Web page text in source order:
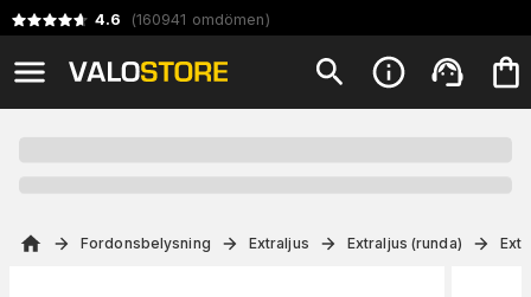
4.6 (160941 omdömen)
Fordonsbelysning Extraljus Extraljus (runda)